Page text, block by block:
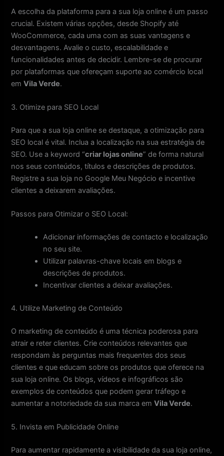
A escolha da plataforma para a sua loja online é um passo
crucial. Existem várias opções, desde Shopify até
WooCommerce, cada uma com as suas vantagens e
desvantagens. Avalie o custo, escalabilidade e
funcionalidades antes de decidir. Lembre-se de procurar
por plataformas que ofereçam suporte ao comércio local
emVila Verde.
3. Otimize para SEO Local
Para que a sua loja online se destaque, a otimização para
SEO local é vital. Inclua a localização na sua estratégia de
SEO. Use a keyword “criar lojas online” de forma natural
nos seus conteúdos, títulos e descrições de produtos.
Registre a sua loja no Google Meu Negócio e incentive
clientes a deixarem avaliações.
Passos para Otimizar o SEO Local:
Adicionar informações de contacto e localização
no seu site.
Utilizar palavras-chave locais em blogs e
descrições de produtos.
Incentivar clientes a deixar avaliações.
4. Utilize Marketing de Conteúdo
O marketing de conteúdo é uma técnica poderosa para
atrair e reter clientes. Crie conteúdos relevantes que
respondam às perguntas mais frequentes dos seus
clientes e que educam sobre os produtos que oferece na
sua loja online. Os blogs, vídeos e infográficos são
exemplos de conteúdos que podem gerar tráfego e
aumentar a notoriedade da sua marca emVila Verde.
5. Invista em Publicidade Online
Para aumentar rapidamente a visibilidade da sua loja online,